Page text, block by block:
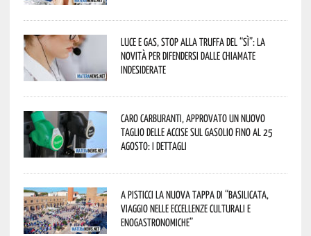
Luce e gas, stop alla truffa del “Sì”: la
novità per difendersi dalle chiamate
indesiderate
Caro carburanti, approvato un nuovo
taglio delle accise sul gasolio fino al 25
agosto: i dettagli
A Pisticci la nuova tappa di “Basilicata,
viaggio nelle eccellenze culturali e
enogastronomiche”